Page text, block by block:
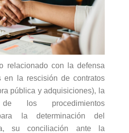
relacionado con la defensa
en la rescisión de contratos
pública y adquisiciones), la
de los procedimientos
la determinación del
su conciliación ante la